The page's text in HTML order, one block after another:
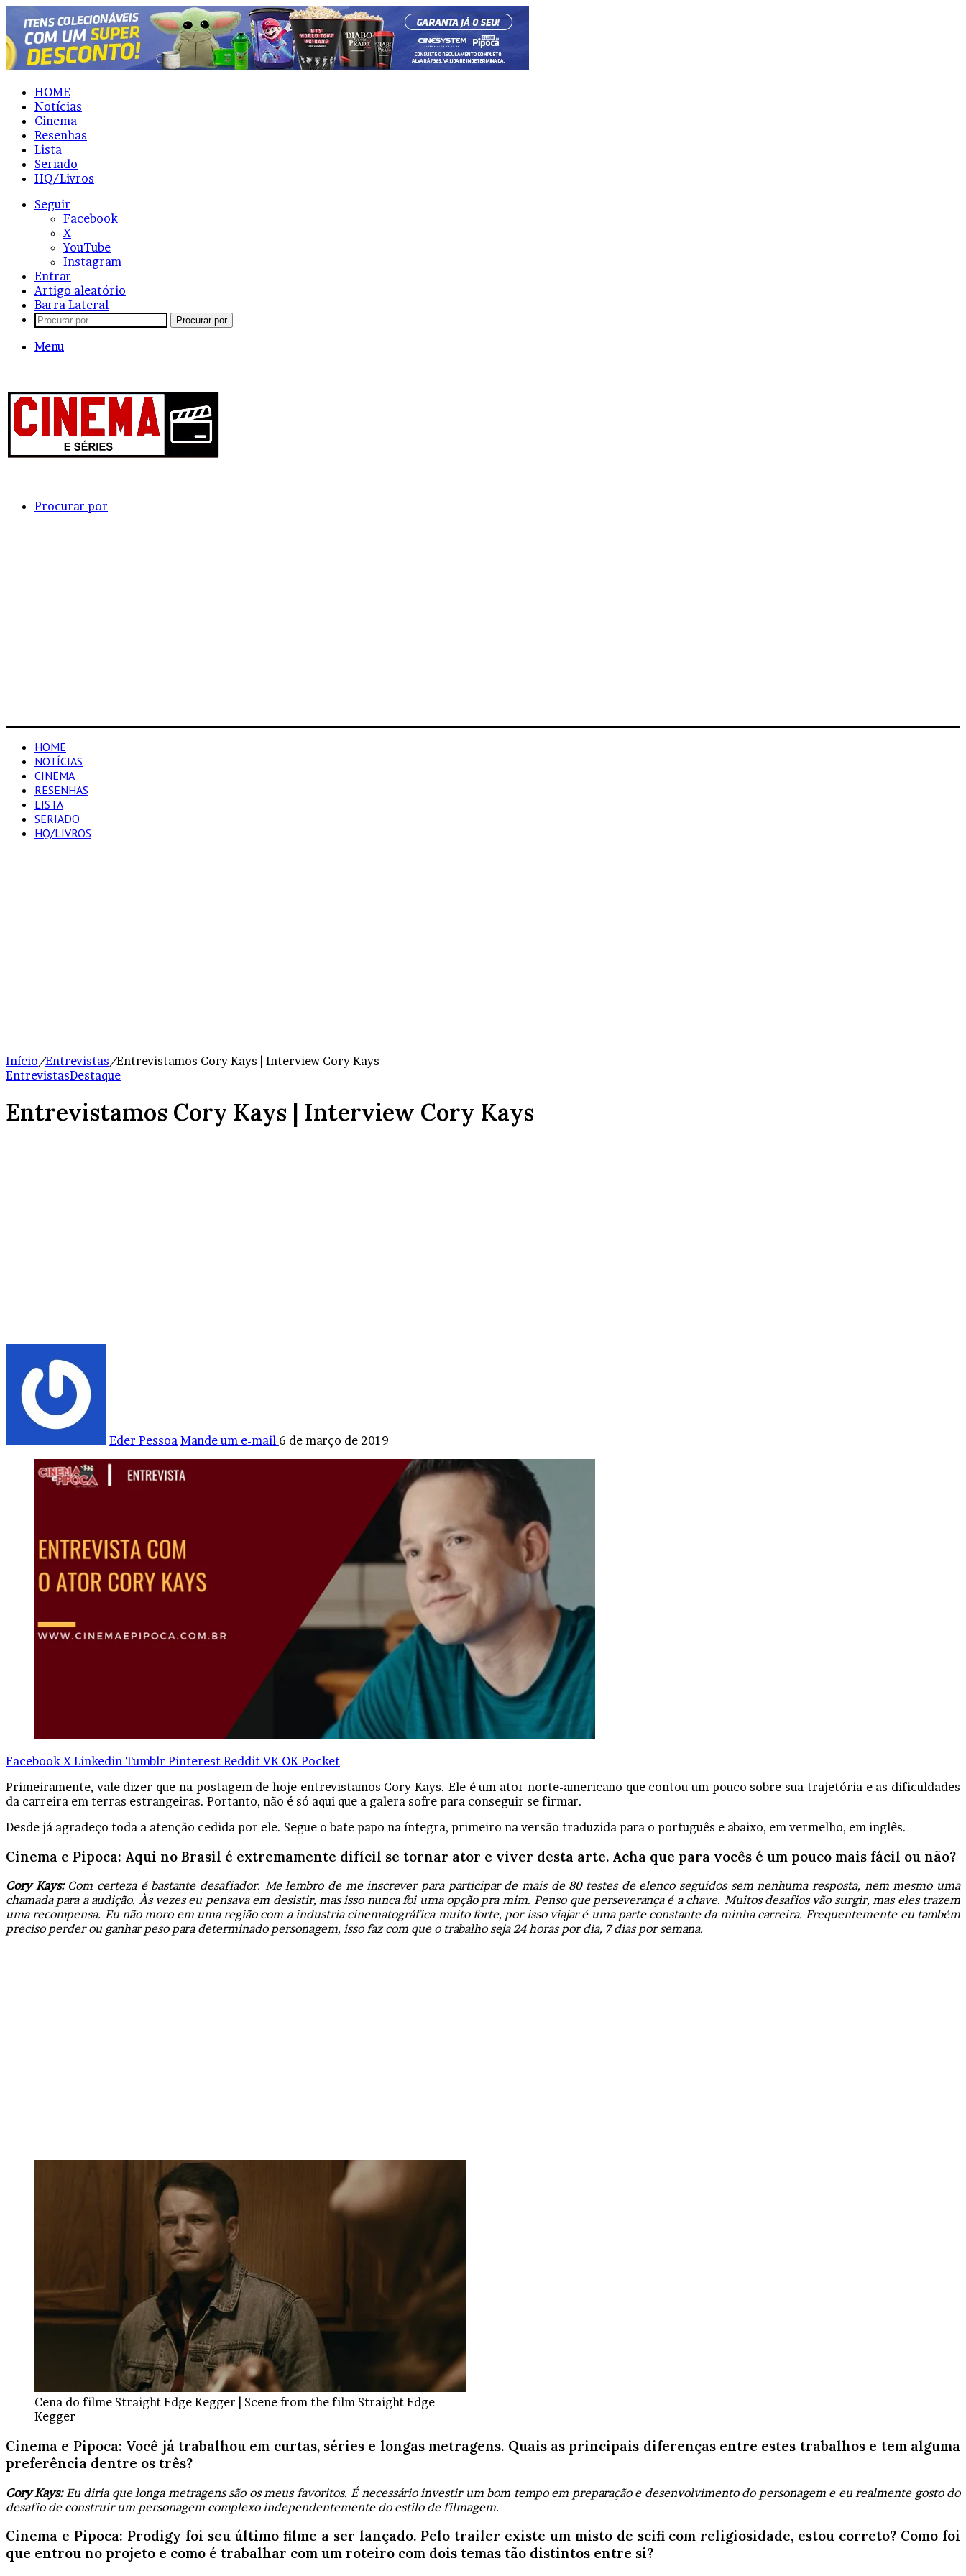
HOME
Notícias
Cinema
Resenhas
Lista
Seriado
HQ/Livros
Seguir
Facebook
X
YouTube
Instagram
Entrar
Artigo aleatório
Barra Lateral
Procurar por
Menu
Procurar por
HOME
NOTÍCIAS
CINEMA
RESENHAS
LISTA
SERIADO
HQ/LIVROS
Início/Entrevistas/Entrevistamos Cory Kays | Interview Cory Kays
EntrevistasDestaque
Entrevistamos Cory Kays | Interview Cory Kays
Eder Pessoa Mande um e-mail 6 de março de 2019
Facebook X Linkedin Tumblr Pinterest Reddit VK OK Pocket
Primeiramente, vale dizer que na postagem de hoje entrevistamos Cory Kays. Ele é um ator norte-americano que contou um pouco sobre sua trajetória e as dificuldades
da carreira em terras estrangeiras. Portanto, não é só aqui que a galera sofre para conseguir se firmar.
Desde já agradeço toda a atenção cedida por ele. Segue o bate papo na íntegra, primeiro na versão traduzida para o português e abaixo, em vermelho, em inglês.
Cinema e Pipoca: Aqui no Brasil é extremamente difícil se tornar ator e viver desta arte. Acha que para vocês é um pouco mais fácil ou não?
Cory Kays:Com certeza é bastante desafiador. Me lembro de me inscrever para participar de mais de 80 testes de elenco seguidos sem nenhuma resposta, nem mesmo uma
chamada para a audição. Às vezes eu pensava em desistir, mas isso nunca foi uma opção pra mim. Penso que perseverança é a chave. Muitos desafios vão surgir, mas eles trazem
uma recompensa. Eu não moro em uma região com a industria cinematográfica muito forte, por isso viajar é uma parte constante da minha carreira. Frequentemente eu também
preciso perder ou ganhar peso para determinado personagem, isso faz com que o trabalho seja 24 horas por dia, 7 dias por semana.
Cena do filme Straight Edge Kegger | Scene from the film Straight Edge
Kegger
Cinema e Pipoca: Você já trabalhou em curtas, séries e longas metragens. Quais as principais diferenças entre estes trabalhos e tem alguma
preferência dentre os três?
Cory Kays:Eu diria que longa metragens são os meus favoritos. É necessário investir um bom tempo em preparação e desenvolvimento do personagem e eu realmente gosto do
desafio de construir um personagem complexo independentemente do estilo de filmagem.
Cinema e Pipoca: Prodigy foi seu último filme a ser lançado. Pelo trailer existe um misto de scifi com religiosidade, estou correto? Como foi
que entrou no projeto e como é trabalhar com um roteiro com dois temas tão distintos entre si?